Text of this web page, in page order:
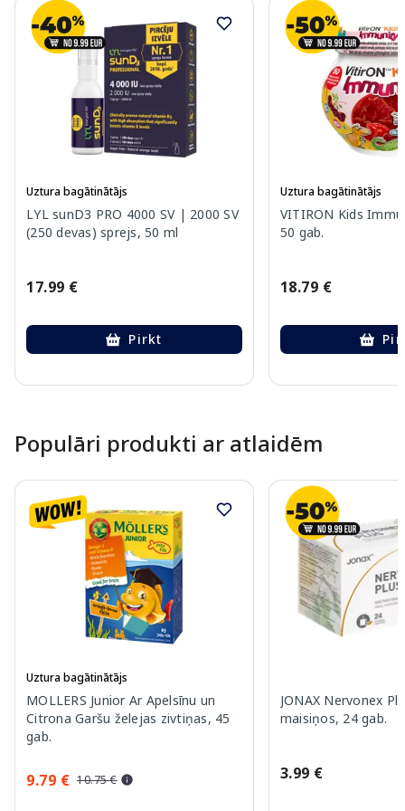
Uztura bagātinātājs
LYL sunD3 PRO 4000 SV | 2000 SV
(250 devas) sprejs, 50 ml
17.99 €
Pirkt
Uztura bagātinātājs
VITIRON Kids
50 gab.
18.79 €
Populāri produkti ar atlaidēm
Uztura bagātinātājs
MOLLERS Junior Ar Apelsīnu un
Citrona Garšu želejas zivtiņas, 45
gab.
9.79 € 10.75 €
JONAX Nervonex
maisiņos, 24 gab.
3.99 €